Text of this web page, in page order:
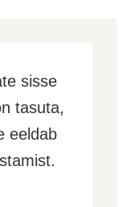
sisse
tasuta,
eeldab